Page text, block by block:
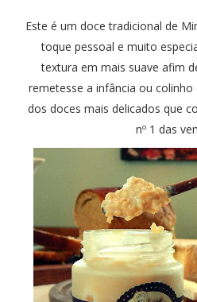
Este é um doce tradicional de
toque pessoal e muito
textura em mais suave afim
remetesse a infância ou colinho
dos doces mais delicados que
nº 1 das